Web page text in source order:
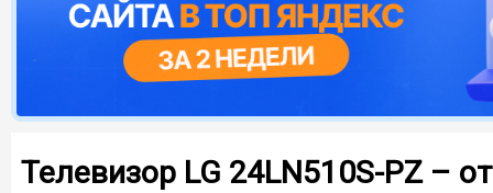
Телевизор LG 24LN510S-PZ –